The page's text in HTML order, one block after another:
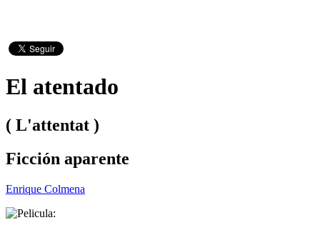
El atentado
( L'attentat )
Ficción aparente
Enrique Colmena